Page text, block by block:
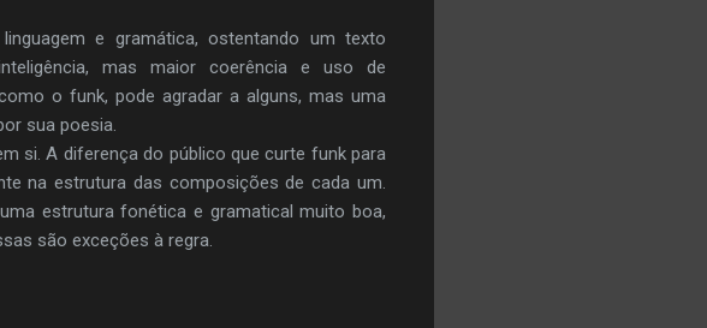
e gramática, ostentando um texto
mas maior coerência e uso de
o funk, pode agradar a alguns, mas uma
sua poesia.
si. A diferença do público que curte funk para
na estrutura das composições de cada um.
estrutura fonética e gramatical muito boa,
são exceções à regra.